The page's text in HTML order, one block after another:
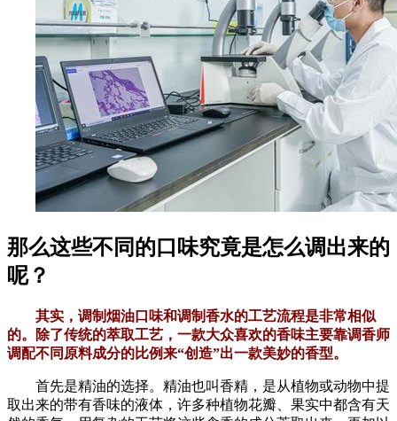
那么这些不同的口味究竟是怎么调出来的
呢？
其实，调制烟油口味和调制香水的工艺流程是非常相似
的。除了传统的萃取工艺，一款大众喜欢的香味主要靠调香师
调配不同原料成分的比例来“创造”出一款美妙的香型。
首先是精油的选择。精油也叫香精，是从植物或动物中提
取出来的带有香味的液体，许多种植物花瓣、果实中都含有天